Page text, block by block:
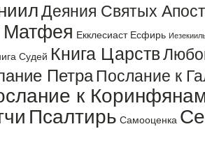
Деяния Святых
Матфея Екклесиаст Есфирь
Судей Книга Царств
ПетраПослание к
к
Псалтирь Самооценка